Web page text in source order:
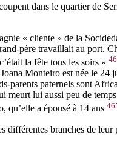
dans le quartier de
« cliente » de la
père travaillait au port.
la fête tous les soirs »
Monteiro est née le 24
parents paternels sont
lui aussi peu de
qu’elle a épousé à 14 ans
branches de